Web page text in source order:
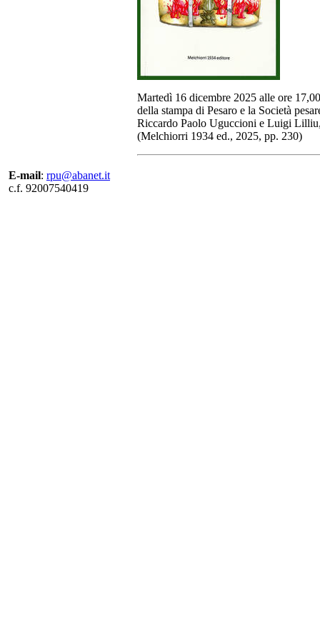
Martedì 16 dicembre 2025 alle ore
della stampa di Pesaro e la Società
Riccardo Paolo Uguccioni e Luigi
(Melchiorri 1934 ed., 2025, pp. 230)
E-mail: rpu@abanet.it
c.f. 92007540419